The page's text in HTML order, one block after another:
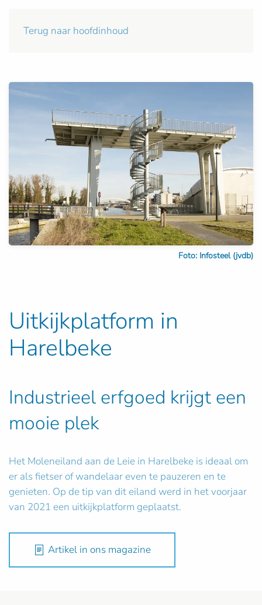
Terug naar hoofdinhoud
Foto: Infosteel (jvdb)
Uitkijkplatform in
Harelbeke
Industrieel erfgoed krijgt een
mooie plek
Het Moleneiland aan de Leie in Harelbeke is ideaal om
er als fietser of wandelaar even te pauzeren en te
genieten. Op de tip van dit eiland werd in het voorjaar
van 2021 een uitkijkplatform geplaatst.
Artikel in ons magazine